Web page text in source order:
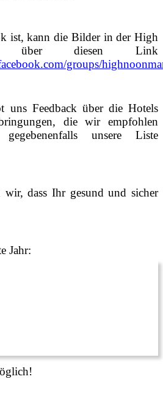
ist, kann die Bilder in der High
über diesen Link
groups/
uns Feedback über die Hotels
die wir empfohlen
unsere Liste
dass Ihr gesund und sicher
Jahr: